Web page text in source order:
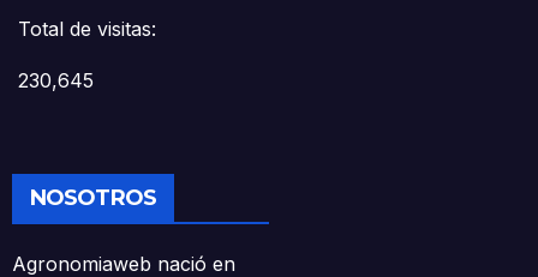
Total de visitas:
230,645
NOSOTROS
Agronomiaweb nació en